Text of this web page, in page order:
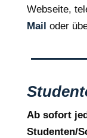
Webseite,
Mail oder
Ab sofort
Studenten/